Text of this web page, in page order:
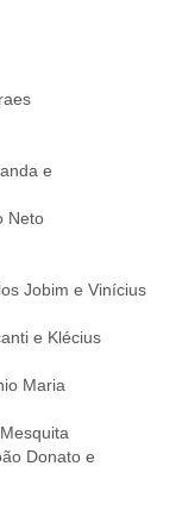
e
Neto
Jobim e Vinícius
e Klécius
Maria
Donato e